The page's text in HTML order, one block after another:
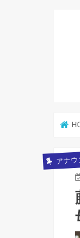
アナウ